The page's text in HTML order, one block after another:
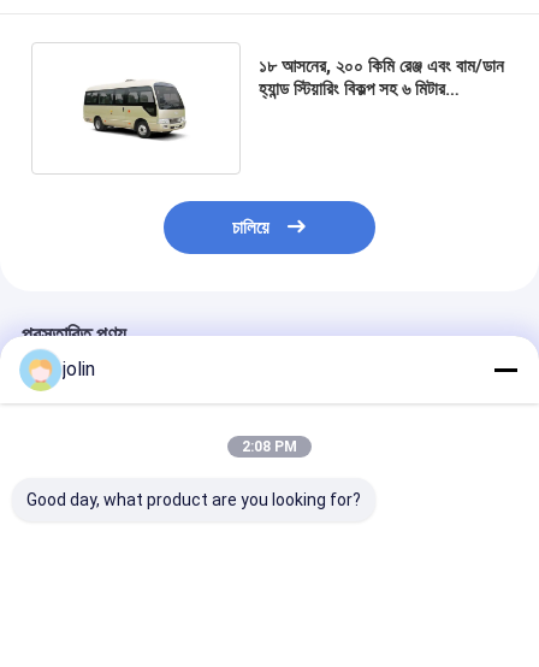
১৮ আসনের, ২০০ কিমি রেঞ্জ এবং বাম/ডান
হ্যান্ড স্টিয়ারিং বিকল্প সহ ৬ মিটার
চালিয়ে
প্রস্তাবিত পণ্য
jolin
2:08 PM
Good day, what product are you looking for?